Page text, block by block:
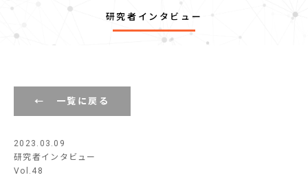
研究者インタビュー
← 一覧に戻る
2023.03.09
研究者インタビュー
Vol.48